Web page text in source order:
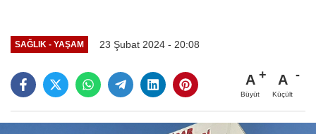
SAĞLIK - YAŞAM 23 Şubat 2024 - 20:08
A
Büyüt
A
Küçült